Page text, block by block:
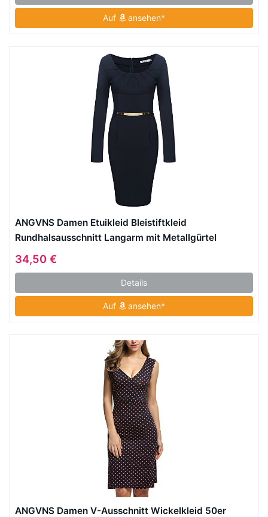
Auf ansehen*
ANGVNS Damen Etuikleid Bleistiftkleid
Rundhalsausschnitt Langarm mit Metallgürtel
Cocktailkleid Partykleid Ballkleid Business
34,50 €
Details
Auf ansehen*
ANGVNS Damen V-Ausschnitt Wickelkleid 50er